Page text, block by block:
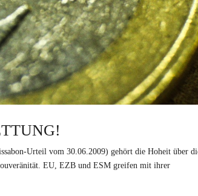
Urteil vom 30.06.2009) gehört die Hoheit über
EU, EZB und ESM greifen mit ihrer